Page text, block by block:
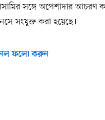
সঙ্গে অপেশাদার আচরণ
সংযুক্ত করা হয়েছে।
ফলো করুন